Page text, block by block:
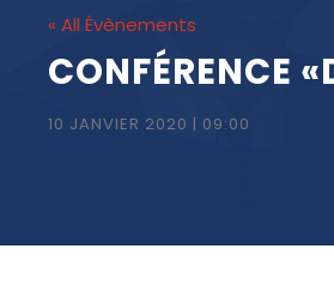
« All Évènements
CONFÉRENCE
10 JANVIER 2020 | 09:00